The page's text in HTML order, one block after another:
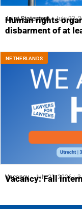
Joint Statement July 23,
Human rights
disbarment of at
NETHERLANDS
Vacancy July 23, 2026 3
Vacancy: Fall